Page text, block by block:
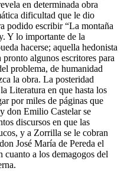
en determinada obra
dificultad que le dio
podido escribir “La montaña
Y lo importante de la
hacerse; aquella hedonista
algunos escritores para
problema, de humanidad
la obra. La posteridad
Literatura en que hasta los
por miles de páginas que
don Emilio Castelar se
discursos en que las
y a Zorrilla se le cobran
José María de Pereda el
cuanto a los demagogos del